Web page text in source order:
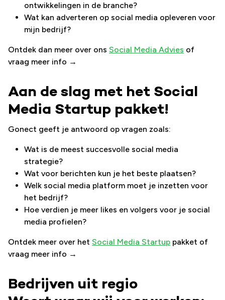
ontwikkelingen in de branche?
Wat kan adverteren op social media opleveren voor
mijn bedrijf?
Ontdek dan meer over ons Social Media Advies of
vraag meer info →
Aan de slag met het Social
Media Startup pakket!
Gonect geeft je antwoord op vragen zoals:
Wat is de meest succesvolle social media
strategie?
Wat voor berichten kun je het beste plaatsen?
Welk social media platform moet je inzetten voor
het bedrijf?
Hoe verdien je meer likes en volgers voor je social
media profielen?
Ontdek meer over het Social Media Startup pakket of
vraag meer info →
Bedrijven uit regio